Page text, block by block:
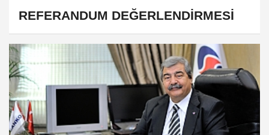
REFERANDUM DEĞERLENDİRMESİ